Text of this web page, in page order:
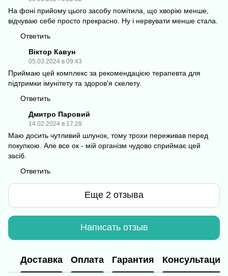
На фоні прийому цього засобу помітила, що хворію менше,
відчуваю себе просто прекрасно. Ну і нервувати менше стала.
Ответить
Віктор Кавун
05.03.2024 в 09:43
Приймаю цей комплекс за рекомендацією терапевта для
підтримки імунітету та здоров'я скелету.
Ответить
Дмитро Паровий
14.02.2024 в 17:28
Маю досить чутливий шлунок, тому трохи переживав перед
покупкою. Але все ок - мій організм чудово сприймає цей
засіб.
Ответить
Еще 2 отзыва
Написать отзыв
Доставка Оплата Гарантия Консультация